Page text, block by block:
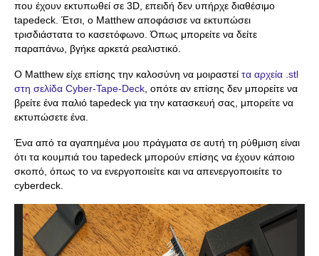
που έχουν εκτυπωθεί σε 3D, επειδή δεν υπήρχε διαθέσιμο
tapedeck. Έτσι, ο Matthew αποφάσισε να εκτυπώσει
τρισδιάστατα το κασετόφωνο. Όπως μπορείτε να δείτε
παραπάνω, βγήκε αρκετά ρεαλιστικό.
Ο Matthew είχε επίσης την καλοσύνη να μοιραστεί τα αρχεία .stl
στη σελίδα Cyber-Tape-Deck, οπότε αν επίσης δεν μπορείτε να
βρείτε ένα παλιό tapedeck για την κατασκευή σας, μπορείτε να
εκτυπώσετε ένα.
Ένα από τα αγαπημένα μου πράγματα σε αυτή τη ρύθμιση είναι
ότι τα κουμπιά του tapedeck μπορούν επίσης να έχουν κάποιο
σκοπό, όπως το να ενεργοποιείτε και να απενεργοποιείτε το
cyberdeck.